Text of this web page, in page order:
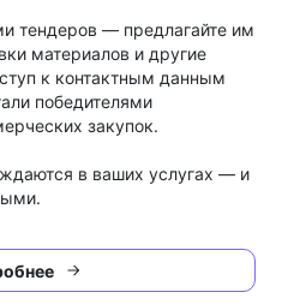
тендеров — предлагайте им
материалов и другие
к контактным данным
победителями
закупок.
в ваших услугах — и